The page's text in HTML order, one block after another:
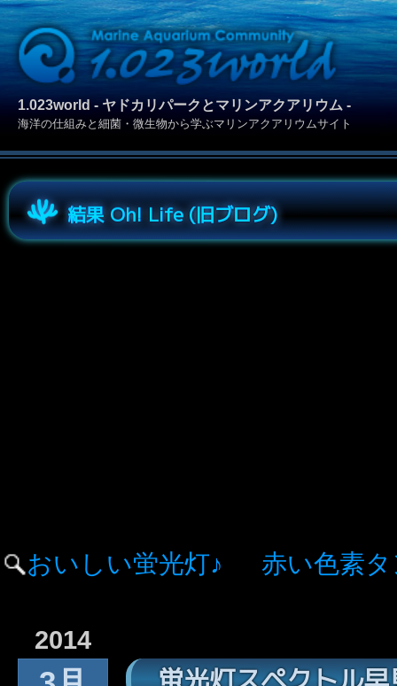
1.023world - ヤドカリパークとマリンアクアリウム -
海洋の仕組みと細菌・微生物から学ぶマリンアクアリウムサイト
結果 Oh! Life (旧ブログ)
おいしい蛍光灯♪ 赤い色素
2014